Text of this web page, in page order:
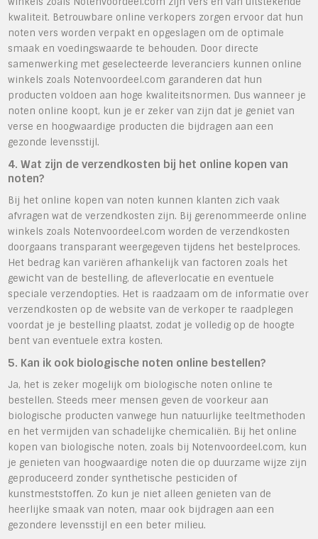
kwaliteit. Betrouwbare online verkopers zorgen ervoor dat hun
noten vers worden verpakt en opgeslagen om de optimale
smaak en voedingswaarde te behouden. Door directe
samenwerking met geselecteerde leveranciers kunnen online
winkels zoals Notenvoordeel.com garanderen dat hun
producten voldoen aan hoge kwaliteitsnormen. Dus wanneer je
noten online koopt, kun je er zeker van zijn dat je geniet van
verse en hoogwaardige producten die bijdragen aan een
gezonde levensstijl.
4. Wat zijn de verzendkosten bij het online kopen van
noten?
Bij het online kopen van noten kunnen klanten zich vaak
afvragen wat de verzendkosten zijn. Bij gerenommeerde online
winkels zoals Notenvoordeel.com worden de verzendkosten
doorgaans transparant weergegeven tijdens het bestelproces.
Het bedrag kan variëren afhankelijk van factoren zoals het
gewicht van de bestelling, de afleverlocatie en eventuele
speciale verzendopties. Het is raadzaam om de informatie over
verzendkosten op de website van de verkoper te raadplegen
voordat je je bestelling plaatst, zodat je volledig op de hoogte
bent van eventuele extra kosten.
5. Kan ik ook biologische noten online bestellen?
Ja, het is zeker mogelijk om biologische noten online te
bestellen. Steeds meer mensen geven de voorkeur aan
biologische producten vanwege hun natuurlijke teeltmethoden
en het vermijden van schadelijke chemicaliën. Bij het online
kopen van biologische noten, zoals bij Notenvoordeel.com, kun
je genieten van hoogwaardige noten die op duurzame wijze zijn
geproduceerd zonder synthetische pesticiden of
kunstmeststoffen. Zo kun je niet alleen genieten van de
heerlijke smaak van noten, maar ook bijdragen aan een
gezondere levensstijl en een beter milieu.